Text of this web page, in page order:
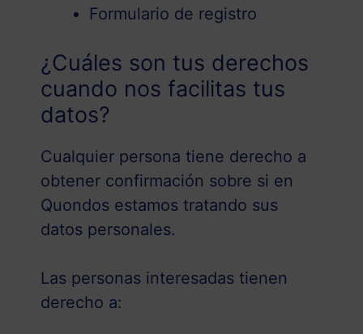
Formulario de registro
¿Cuáles son tus derechos
cuando nos facilitas tus
datos?
Cualquier persona tiene derecho a
obtener confirmación sobre si en
Quondos estamos tratando sus
datos personales.
Las personas interesadas tienen
derecho a: